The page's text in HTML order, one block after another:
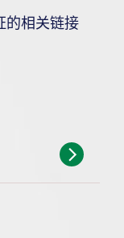
的相关链接